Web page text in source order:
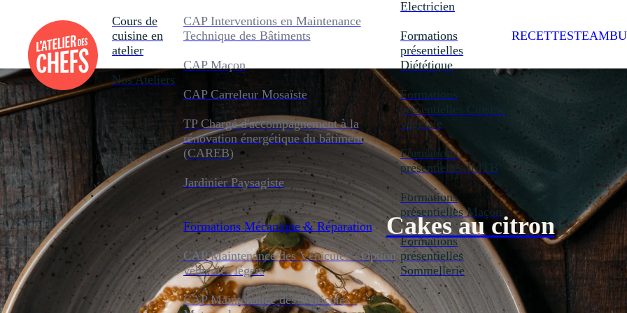
Cours de
cuisine en
atelier
Nos Ateliers
CAP Interventions en Maintenance
Technique des Bâtiments
CAP Maçon
CAP Carreleur Mosaïste
TP Chargé d'accompagnement à la
rénovation énergétique du bâtiment
(CAREB)
Jardinier Paysagiste
Formations Mécanique & Réparation
CAP Maintenance des Véhicules - Option
véhicules légers
CAP Maintenance des Véhicules -
Electricien
Formations
présentielles
Diététique
Formations
présentielles Cuisine
végétale
Formations
présentielles IMTB
Formations
présentielles Maçon
Formations
présentielles
Sommellerie
RECETTES
Cakes au citron